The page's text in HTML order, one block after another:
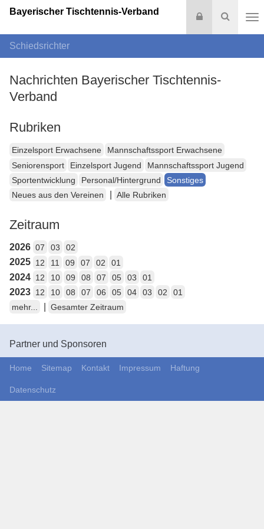
Suche
Login
Bayerischer Tischtennis-Verband
Schiedsrichter
Nachrichten Bayerischer Tischtennis-
Verband
Rubriken
Einzelsport Erwachsene
Mannschaftssport Erwachsene
Seniorensport
Einzelsport Jugend
Mannschaftssport Jugend
Sportentwicklung
Personal/Hintergrund
Sonstiges
Neues aus den Vereinen
Alle Rubriken
Zeitraum
2026 07 03 02
2025 12 11 09 07 02 01
2024 12 10 09 08 07 05 03 01
2023 12 10 08 07 06 05 04 03 02
01
mehr...
Gesamter Zeitraum
Partner und Sponsoren
Home Sitemap Kontakt Impressum Haftung
Datenschutz